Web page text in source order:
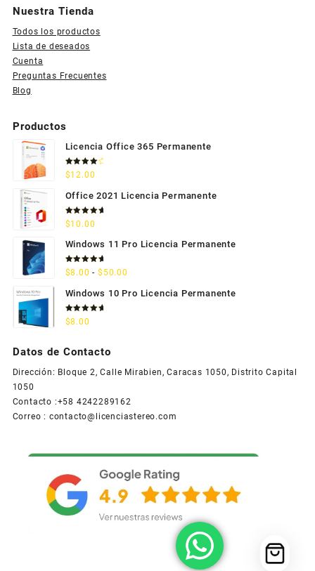
Nuestra Tienda
Todos los productos
Lista de deseados
Cuenta
Preguntas Frecuentes
Blog
Productos
Licencia Office 365 Permanente
Valorado
con4.33
$12.00
Office 2021 Licencia Permanente
Valorado
con 5.00
$10.00
Windows 11 Pro Licencia Permanente
Valorado
con5.00
$8.00 - $ 50.00
Windows 10 Pro Licencia Permanente
Valorado
con5.00
$8.00
Datos de Contacto
Dirección: Bloque 2, Calle Mirabien, Caracas 1050, Distrito Capital
1050
Contacto :+58 4242289162
Correo : contacto@licenciastereo.com